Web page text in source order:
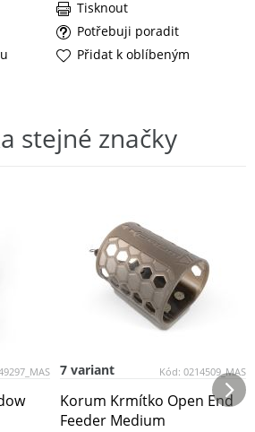
Potřebuji poradit
Tisknout
Přidat k oblíbeným
stejné značky
Kód: 0214509_MAS
7 variant
Korum Krmítko Open End
Feeder Medium